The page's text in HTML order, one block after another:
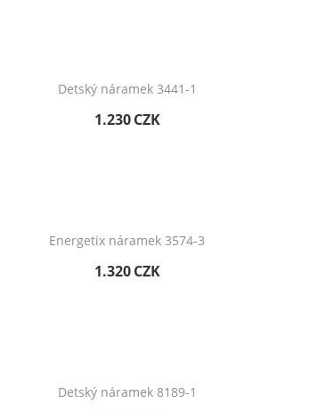
Detský náramek 3441-1
1.230 CZK
Energetix náramek 3574-3
1.320 CZK
Detský náramek 8189-1